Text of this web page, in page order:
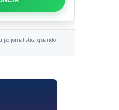
jornalística quando